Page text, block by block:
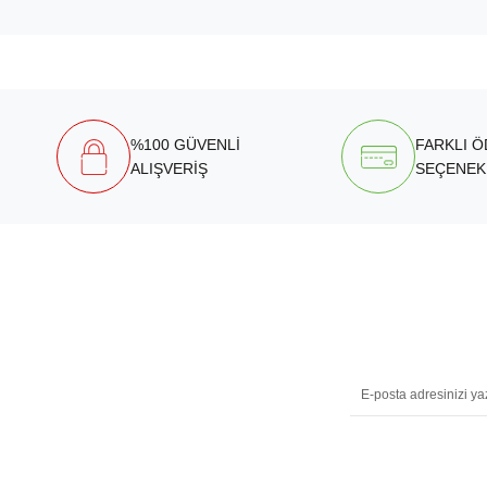
%100 GÜVENLİ
ALIŞVERİŞ
FARKLI